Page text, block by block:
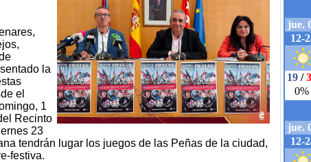
la
el
1
Recinto
23
tendrán lugar los juegos de las Peñas de la ciudad,
festiva.